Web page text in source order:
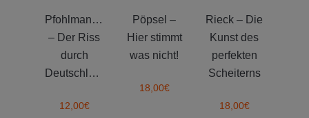
Pfohlmann/Zeller
– Der Riss
durch
Deutschland
12,00€
Pöpsel –
Hier stimmt
was nicht!
18,00€
Rieck – Die
Kunst des
perfekten
Scheiterns
18,00€